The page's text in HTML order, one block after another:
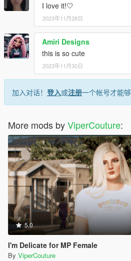
I love it!🤍
2023年11月28日
Amiri Designs
this is so cute
2023年11月30日
加入对话！ 登入或注册一个帐号才能够
More mods byViperCouture:
5.0
I'm Delicate for MP Female
By ViperCouture